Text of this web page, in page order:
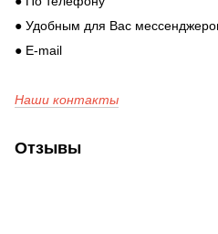
● Удобным для Вас
● E-mail
Наши контакты
Отзывы